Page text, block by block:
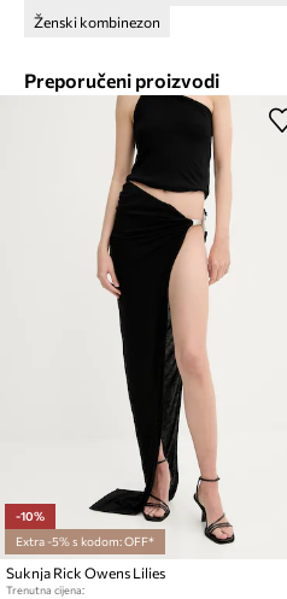
Ženski kombinezon
Preporučeni proizvodi
-10%
Extra -5% s kodom: OFF*
Suknja Rick Owens Lilies
Trenutna cijena: